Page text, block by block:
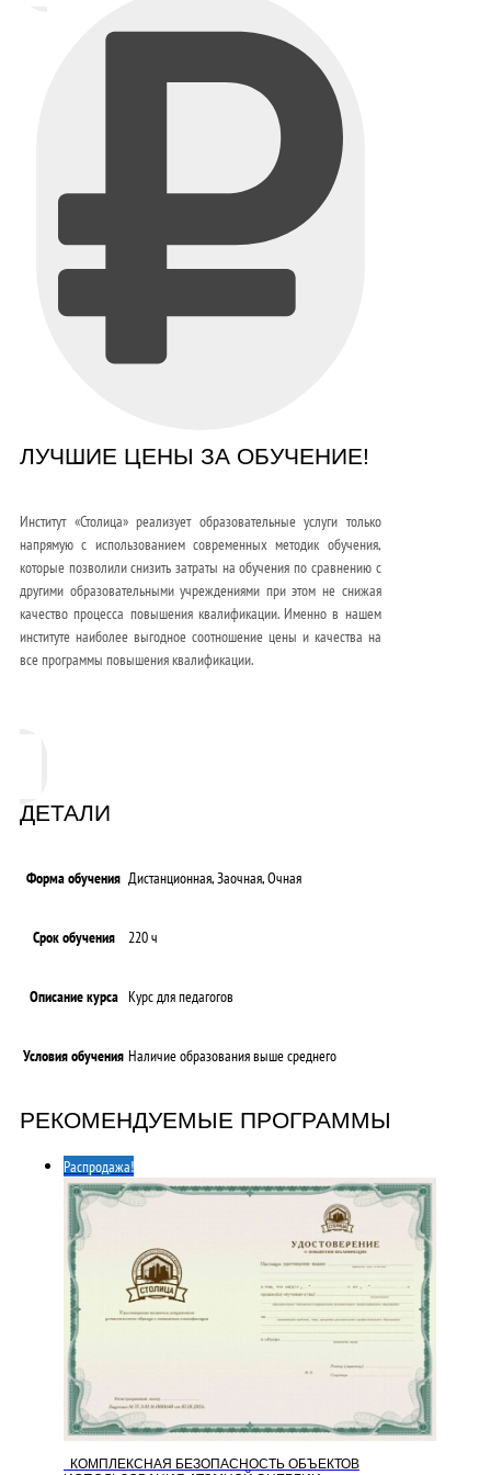
ЛУЧШИЕ ЦЕНЫ ЗА ОБУЧЕНИЕ!
Институт «Столица» реализует образовательные услуги только
напрямую с использованием современных методик обучения,
которые позволили снизить затраты на обучения по сравнению с
другими образовательными учреждениями при этом не снижая
качество процесса повышения квалификации. Именно в нашем
институте наиболее выгодное соотношение цены и качества на
все программы повышения квалификации.
ДЕТАЛИ
Форма обучения Дистанционная, Заочная, Очная
Срок обучения 220 ч
Описание курса Курс для педагогов
Условия обучения Наличие образования выше среднего
РЕКОМЕНДУЕМЫЕ ПРОГРАММЫ
Распродажа!
КОМПЛЕКСНАЯ БЕЗОПАСНОСТЬ ОБЪЕКТОВ